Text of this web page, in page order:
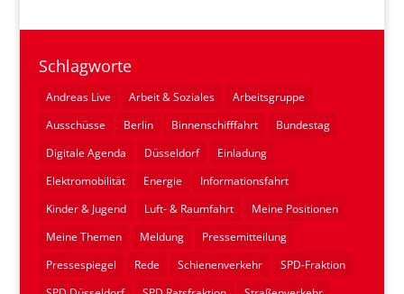
Schlagworte
Andreas Live Arbeit & Soziales
Arbeitsgruppe
Ausschüsse
Berlin Binnenschifffahrt
Bundestag
Digitale Agenda
Düsseldorf
Einladung
Elektromobilität
Energie
Informationsfahrt
Kinder & Jugend
Luft- & Raumfahrt
Meine Positionen
Meine Themen
Meldung
Pressemitteilung
Pressespiegel
Rede Schienenverkehr
SPD-Fraktion